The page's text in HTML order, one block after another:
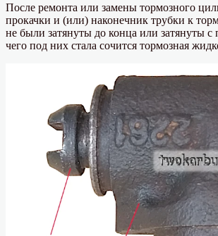
После ремонта или замены тормозного
прокачки и (или) наконечник трубки к
не были затянуты до конца или затянуты с
чего под них стала сочится тормозная